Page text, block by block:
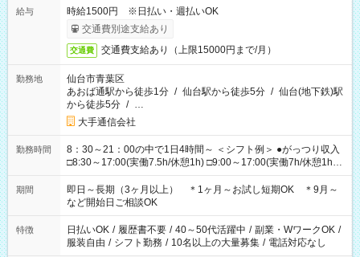
給与
時給1500円 ※日払い・週払いOK
交通費別途支給あり
交通費 交通費支給あり（上限15000円まで/月）
勤務地
仙台市青葉区
あおば通駅から徒歩1分 / 仙台駅から徒歩5分 / 仙台(地下鉄)駅
から徒歩5分 / …
大手通信会社
勤務時間
8：30～21：00の中で1日4時間～ ＜シフト例＞ ●がっつり収入
□8:30～17:00(実働7.5h/休憩1h) □9:00～17:00(実働7h/休憩1h)
□10:00～19:00(実働8h/休憩1h) □11:00～20:00(実働8h/休憩1h)
□13:00～21:00(実働7h/休憩1h) ●サクッと短時間♪ □15:00～
期間
即日～長期（3ヶ月以上） ＊1ヶ月～お試し短期OK ＊9月～
など開始日ご相談OK
特徴 日払いOK / 履歴書不要 / 40～50代活躍中 / 副業・WワークOK /
服装自由 / シフト勤務 / 10名以上の大量募集 / 電話対応なし